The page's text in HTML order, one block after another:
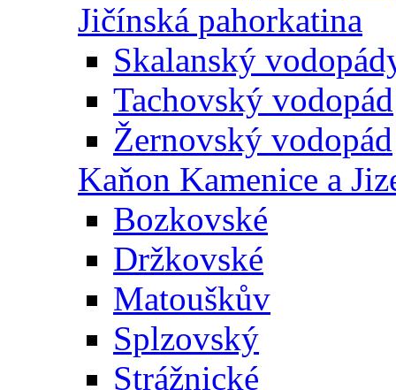
Jičínská pahorkatina
Skalanský
Tachovský vodopád
Žernovský vodopád
Kaňon Kamenice a
Bozkovské
Držkovské
Matouškův
Splzovský
Strážnické